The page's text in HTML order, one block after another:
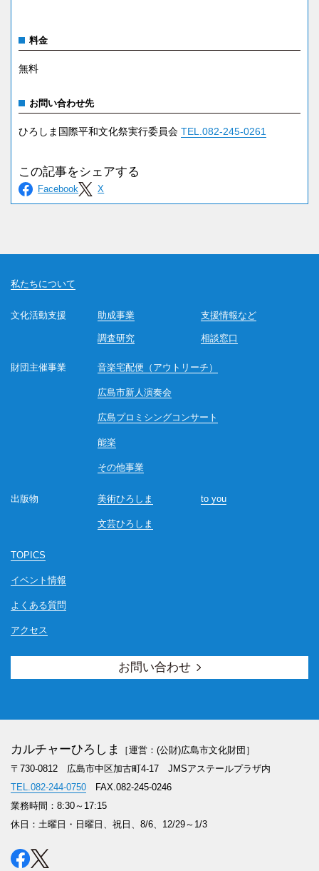
料金
無料
お問い合わせ先
ひろしま国際平和文化祭実行委員会 TEL.082-245-0261
私たちについて
文化活動支援 助成事業
調査研究 相談窓口
支援情報など
財団主催事業 音楽宅配便（アウトリーチ）
広島市新人演奏会
広島プロミシングコンサート
能楽
その他事業
出版物 美術ひろしま
文芸ひろしま
to you
TOPICS
イベント情報
よくある質問
アクセス
お問い合わせ
カルチャーひろしま
［運営：(公財)広島市文化財団］
〒730-0812 広島市中区加古町4-17 JMSアステールプラザ内
TEL.082-244-0750FAX.082-245-0246
業務時間：8:30～17:15
休日：土曜日・日曜日、祝日、8/6、12/29～1/3